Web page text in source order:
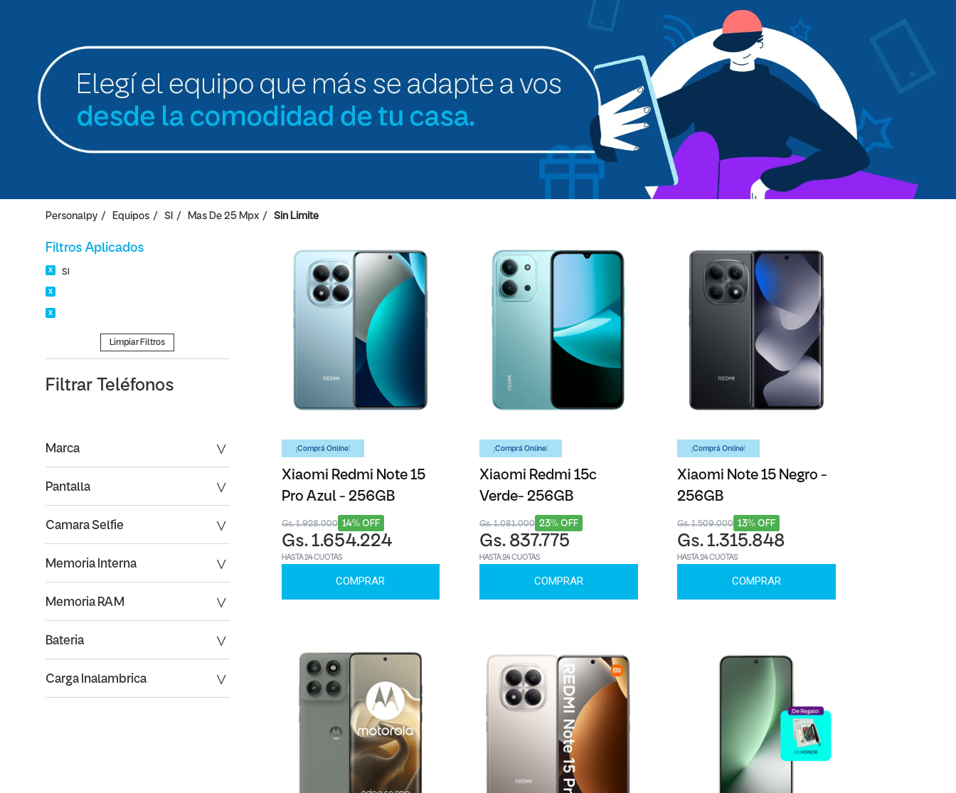
Personalpy Equipos SI Mas De 25 Mpx Sin Limite
Filtros Aplicados
SI
Limpiar Filtros
Filtrar Teléfonos
Marca
Pantalla
Memoria RAM
Carga Inalambrica
Camara Selfie
Memoria Interna
Bateria
¡Comprá Online!
Xiaomi Redmi Note 15
Pro Azul - 256GB
14% OFF
Gs. 1.928.000
Gs. 1.654.224
HASTA 24 CUOTAS
COMPRAR
¡Comprá Online!
Xiaomi Redmi 15c
Verde- 256GB
23% OFF
Gs. 1.081.000
Gs. 837.775
HASTA 24 CUOTAS
COMPRAR
¡Comprá Online!
Xiaomi Note 15 Negro -
256GB
13% OFF
Gs. 1.509.000
Gs. 1.315.848
HASTA 24 CUOTAS
COMPRAR